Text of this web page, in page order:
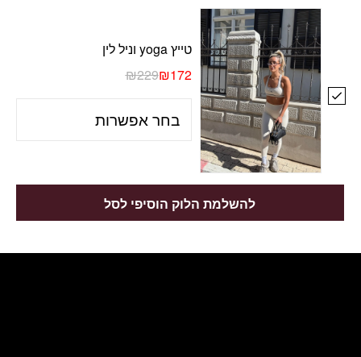
טייץ yoga וניל לין
₪229₪172
להשלמת הלוק הוסיפי לסל